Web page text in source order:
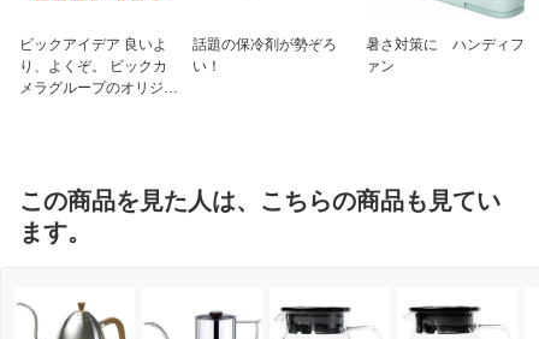
ビックアイデア 良いよ
り、よくぞ。 ビックカ
メラグループのオリジナ
話題の保冷剤が勢ぞろ
い！
暑さ対策に ハンディフ
ァン
この商品を見た人は、こちらの商品も見てい
ます。